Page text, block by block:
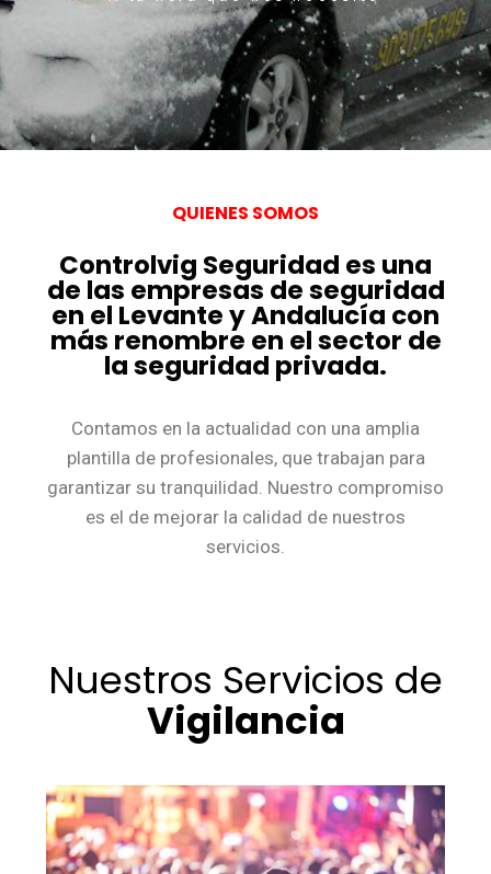
QUIENES SOMOS
Controlvig Seguridad es una
de las empresas de seguridad
en el Levante y Andalucía con
más renombre en el sector de
la seguridad privada.
Contamos en la actualidad con una amplia
plantilla de profesionales, que trabajan para
garantizar su tranquilidad. Nuestro compromiso
es el de mejorar la calidad de nuestros
servicios.
Nuestros Servicios de
Vigilancia